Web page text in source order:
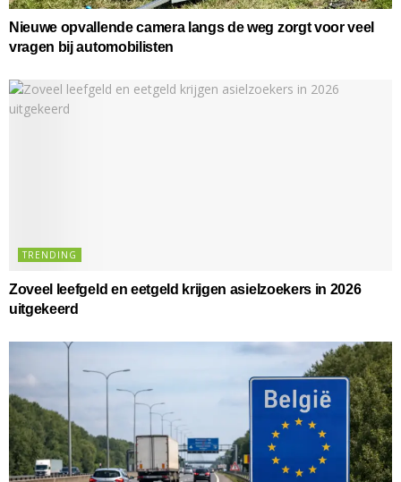
Nieuwe opvallende camera langs de weg zorgt voor veel
vragen bij automobilisten
TRENDING
Zoveel leefgeld en eetgeld krijgen asielzoekers in 2026
uitgekeerd